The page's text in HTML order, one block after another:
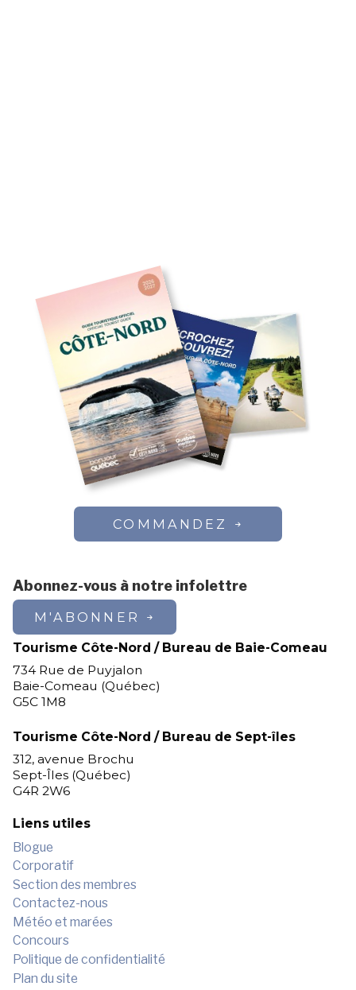
COMMANDEZ
Abonnez-vous à notre infolettre
M'ABONNER
Tourisme Côte-Nord / Bureau de Baie-Comeau
734 Rue de Puyjalon
Baie-Comeau (Québec)
G5C 1M8
Tourisme Côte-Nord / Bureau de Sept-îles
312, avenue Brochu
Sept-Îles (Québec)
G4R 2W6
Liens utiles
Blogue
Corporatif
Section des membres
Contactez-nous
Météo et marées
Concours
Politique de confidentialité
Plan du site